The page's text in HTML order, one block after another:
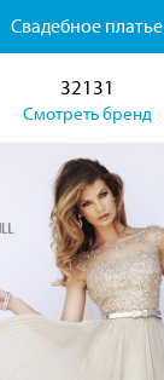
Свадебное платье
32131
Смотреть бренд